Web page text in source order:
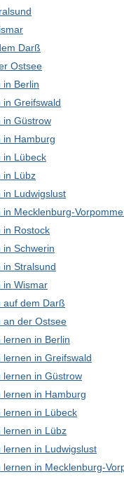
Darß
Ostsee
in Berlin
in Greifswald
in Güstrow
in Hamburg
in Lübeck
in Lübz
in Ludwigslust
in Mecklenburg-
in Rostock
in Schwerin
in Stralsund
in Wismar
auf dem Darß
an der Ostsee
lernen in Berlin
lernen in Greifswald
lernen in Güstrow
lernen in Hamburg
lernen in Lübeck
lernen in Lübz
lernen in Ludwigslust
lernen in Mecklenburg-